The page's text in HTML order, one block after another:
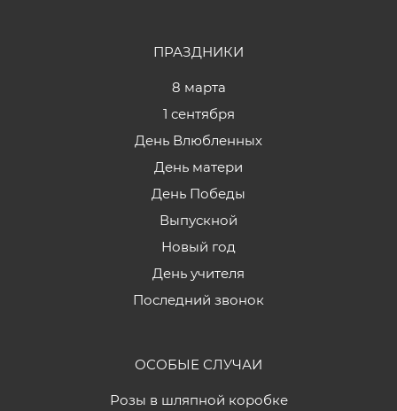
ПРАЗДНИКИ
8 марта
1 сентября
День Влюбленных
День матери
День Победы
Выпускной
Новый год
День учителя
Последний звонок
ОСОБЫЕ СЛУЧАИ
Розы в шляпной коробке